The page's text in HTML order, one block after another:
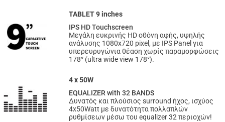
TABLET 9 inches
IPS HD Touchscreen
Μεγάλη ευκρινής HD οθόνη αφής, υψηλής
ανάλυσης 1080x720 pixel, με IPS Panel για
υπερευρυγώνια θέαση χωρίς παραμορφώσεις
178° (ultra wide view 178°).
4 x 50W
EQUALIZER with 32 BANDS
Δυνατός και πλούσιος surround ήχος, ισχύος
4x50Watt με δυνατότητα πολλαπλών
ρυθμίσεων μέσω του equalizer 32 περιοχών!